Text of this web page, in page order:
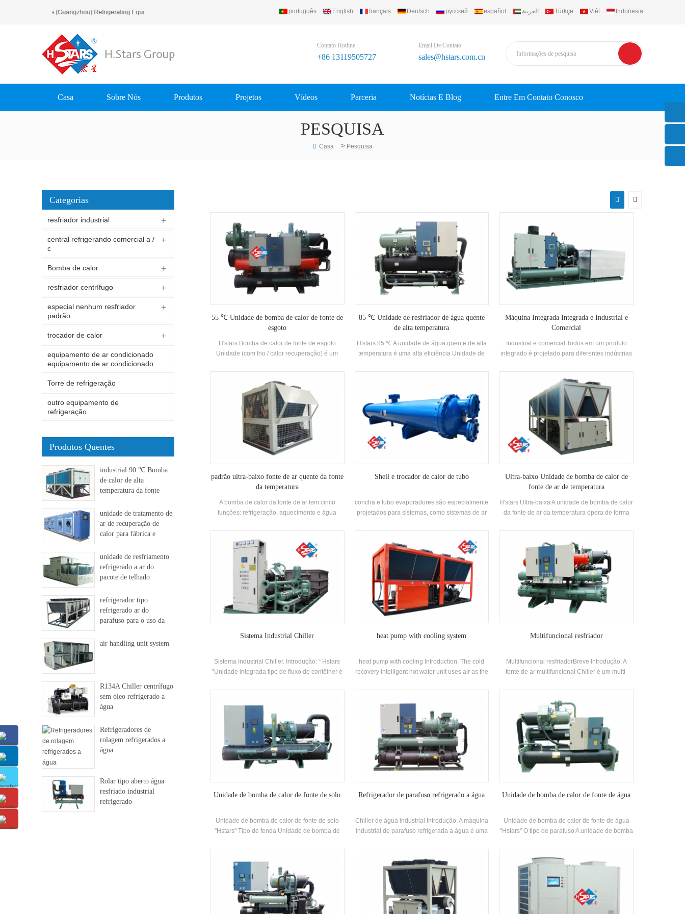
Bem-Vindo Ao H.Stars (Guangzhou) Refrigerating Equipment Group Ltd.. português English français Deutsch русский español العربية Türkçe Việt Indonesia
Contato Hotline
+86 13119505727
Email De Contato
sales@hstars.com.cn
Casa Sobre Nós Produtos Projetos Vídeos Parceria Notícias E Blog Entre Em Contato Conosco
PESQUISA
Casa > Pesquisa
55 ℃ Unidade de bomba de calor de fonte de
esgoto
H'stars Bomba de calor de fonte de esgoto
Unidade (com frio / calor recuperação) é um
produzido para banhos, piscina de primavera
quente, piscina e outros lugares de banho,
extraindo o calor do esgoto doméstico,
economizando energia e protegendo o
ambiente energy A poupança é 30% ~ 50% Em
comparação com o método de aquecimento
convencional, o que pode reduzir bastante a
operação Custo.
85 ℃ Unidade de resfriador de água quente
de alta temperatura
H'stars 85 ℃ A unidade de água quente de alta
temperatura é uma alta eficiência Unidade de
H'stars. A temperatura da entrada da entrada e
é de 5-20 ℃, e a faixa de aplicação é de
largura. A temperatura da água de alta
temperatura é entre 65-85 ℃. Adote Green
Proteção Ambiental Refrigerante HFC-134A.
Máquina Integrada Integrada e Industrial e
Comercial
Industrial e comercial Todos em um produto
integrado é projetado para diferentes indústrias
simples e conveniente e redução de instalação
de engenharia Custos.
padrão ultra-baixo fonte de ar quente da fonte
da temperatura
A bomba de calor da fonte de ar tem cinco
funções: refrigeração, aquecimento e água
resfriamento de verão e inverno aquecimento.
Ele fornece água quente doméstica durante
todo o ano, de modo que uma máquina pode
ser usada, economizando espaço de piso e
reduzindo o investimento inicial, economizando
mais do que 40% do custo de uso.
Shell e trocador de calor de tubo
concha e tubo evaporadores são especialmente
projetados para sistemas, como sistemas de ar
bomba de calor Usinagem. Sua conveniente
manutenção, alto desempenho de transferência
de calor, é amplamente utilizado em processos
químicos, usinas de energia, máquinas de
refrigeração e outras ocasiões.
Ultra-baixo Unidade de bomba de calor de
fonte de ar de temperatura
H'stars Ultra-baixa A unidade de bomba de calor
da fonte de ar da temperatura opera de forma
ar como fonte de calor, sem poluentes são
descarregados e 55 ℃ A água quente está
preparada para atender a demanda de água
quente entre 35-55 ℃. Tem função de
aquecimento e é adequado para fornecimento
de ar direto ou radiação de piso aquecimento.
Sistema Industrial Chiller
Sistema Industrial Chiller. Introdução: “ Hstars
”Unidade integrada tipo de fluxo de contêiner é
contêineres por Guangzhou Hstars Grupo
solução de acordo com as necessidades
específicas do projeto de clientes. Marca: Hstars
Refrigeração Faixa: personalizado Aplicações:
indústria de transporte, etc
heat pump with cooling system
heat pump with cooling Introduction: The cold
recovery intelligent hot water unit uses air as the
which is energy-efficient, environmentally
friendly, and recycles waste cold discharged
during the heating process through a cold
recovery unit to improve overall energy
efficiency and achieve zero-cost refrigeration.
Brand: Hstars heat capacity range: 25kw-70kw
Applications: Applications: factories, hospitals,
printing plants, etc
Multifuncional resfriador
Multifuncional resfriadorBreve Introdução: A
fonte de ar multifuncional Chiller é um multi-
três condições de trabalho de refrigeração,
aquecimento e água quente doméstica
Produção. Pode ser automaticamente trocado
de acordo com a temperatura ambiente e a
demanda de água quente, que é energia
eficiente. Marca: Hstars Entrada de água quente
e água de saída Temperatura: 55 ° C
Aplicações: Aplicação Áreas: Hotéis, Hospitais,
Comunidades Comerciais e Residenciais,
Villas, etc
Unidade de bomba de calor de fonte de solo
Unidade de bomba de calor de fonte de solo
"Hstars" Tipo de fenda Unidade de bomba de
como a principal fonte de energia, e atende às
necessidades de aquecimento de inverno e
resfriamento de verão através de bomba de
calor avançado de aterramento central de ar
condicionado central O sistema
éAproximadamente 50% Eficiência energética
em comparação com o aquecimento
Refrigerador de parafuso refrigerado a água
Chiller de água industrial Introdução: A máquina
industrial de parafuso refrigerada a água é uma
Existem 52 especificações padrão para a
unidade Marca: Hstars Capacidade de
resfriamento Faixa: 120.3kw ~ 9699.8kw
Aplicações: Equipamento de processamento
industrial, farmacêutico, industrial,
processamento de alimentos e outros locais
industriais
Unidade de bomba de calor de fonte de água
Unidade de bomba de calor de fonte de água
"Hstars" O tipo de parafuso A unidade de bomba
principalmente na energia da água, e atende às
necessidades do aquecimento de inverno e do
resfriamento de verão através de uma fonte de
água avançada Bomba de calor central de ar
condicionado central Sistema. O sistema é
aproximadamente 50% eficiente em energia em
comparação com aquecimento de ar
Categorias
resfriador industrial
central refrigerando comercial a /
c
Bomba de calor
resfriador centrífugo
especial nenhum resfriador
padrão
trocador de calor
equipamento de ar condicionado
equipamento de ar condicionado
Torre de refrigeração
outro equipamento de
refrigeração
Produtos Quentes
industrial 90 ℃ Bomba
de calor de alta
temperatura da fonte
unidade de tratamento de
ar de recuperação de
calor para fábrica e
unidade de resfriamento
refrigerado a ar do
pacote de telhado
refrigerador tipo
refrigerado ar do
parafuso para o uso da
air handling unit system
R134A Chiller centrífugo
sem óleo refrigerado a
água
Refrigeradores de
rolagem refrigerados a
água
Rolar tipo aberto água
resfriado industrial
refrigerado